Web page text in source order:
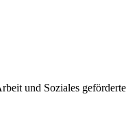
und Soziales